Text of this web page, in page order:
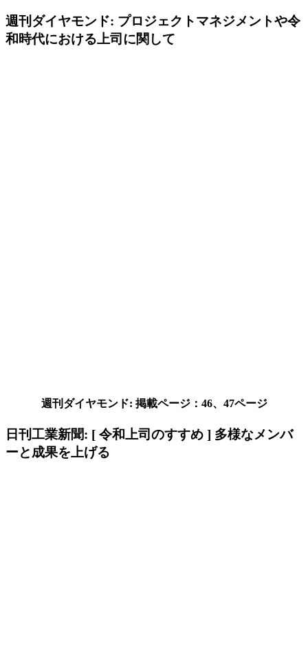
週刊ダイヤモンド: プロジェクトマネジメントや令
和時代における上司に関して
週刊ダイヤモンド: 掲載ページ：46、47ページ
日刊工業新聞: [ 令和上司のすすめ ] 多様なメンバ
ーと成果を上げる